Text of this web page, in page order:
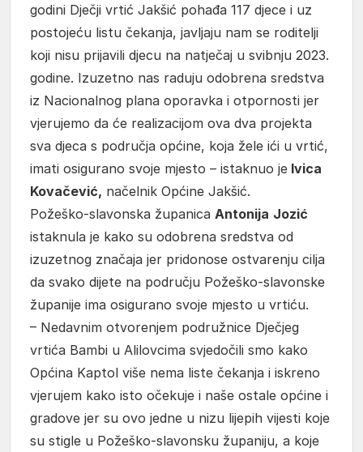
godini Dječji vrtić Jakšić pohađa 117 djece i uz
postojeću listu čekanja, javljaju nam se roditelji
koji nisu prijavili djecu na natječaj u svibnju 2023.
godine. Izuzetno nas raduju odobrena sredstva
iz Nacionalnog plana oporavka i otpornosti jer
vjerujemo da će realizacijom ova dva projekta
sva djeca s područja općine, koja žele ići u vrtić,
imati osigurano svoje mjesto – istaknuo je Ivica
Kovačević, načelnik Općine Jakšić.
Požeško-slavonska županica Antonija Jozić
istaknula je kako su odobrena sredstva od
izuzetnog značaja jer pridonose ostvarenju cilja
da svako dijete na području Požeško-slavonske
županije ima osigurano svoje mjesto u vrtiću.
– Nedavnim otvorenjem podružnice Dječjeg
vrtića Bambi u Alilovcima svjedočili smo kako
Općina Kaptol više nema liste čekanja i iskreno
vjerujem kako isto očekuje i naše ostale općine i
gradove jer su ovo jedne u nizu lijepih vijesti koje
su stigle u Požeško-slavonsku županiju, a koje